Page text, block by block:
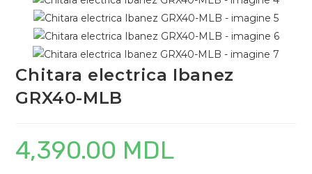
Chitara electrica Ibanez
GRX40-MLB
4,390.00 MDL